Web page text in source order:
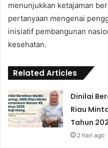
menunjukkan ketajaman
pertanyaan mengenai
inisiatif pembangunan
kesehatan.
Related Articles
Dinilai
Riau
Tahun
2 hari ago